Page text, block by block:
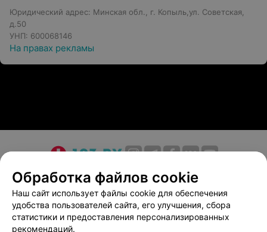
Юридический адрес: Минская обл., г. Копыль,ул. Советская,
д.50
УНП: 600068146
На правах рекламы
О проекте Новости проекта
Размещение рекламы
Медицинский маркетинг
Публичный договор
Пользовательское соглашение
Способы оплаты
Вакансии
Партнеры
Обработка файлов cookie
Наш сайт использует файлы cookie для обеспечения
удобства пользователей сайта, его улучшения, сбора
статистики и предоставления персонализированных
рекомендаций.